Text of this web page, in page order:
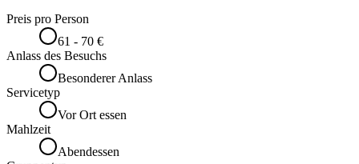
Preis pro Person
61 - 70 €
Anlass des Besuchs
Besonderer Anlass
Servicetyp
Vor Ort essen
Mahlzeit
Abendessen